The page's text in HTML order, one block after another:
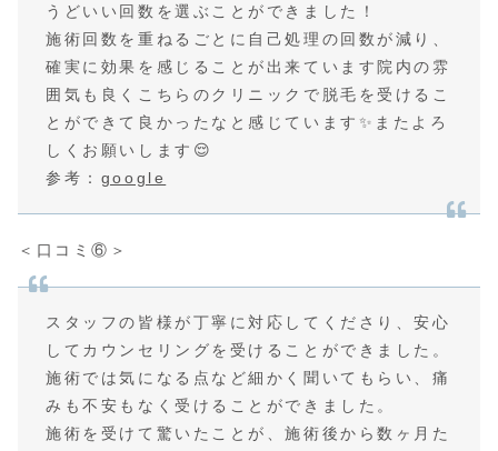
うどいい回数を選ぶことができました！
施術回数を重ねるごとに自己処理の回数が減り、
確実に効果を感じることが出来ています院内の雰
囲気も良くこちらのクリニックで脱毛を受けるこ
とができて良かったなと感じています✨またよろ
しくお願いします😌
参考： google
＜口コミ⑥＞
スタッフの皆様が丁寧に対応してくださり、安心
してカウンセリングを受けることができました。
施術では気になる点など細かく聞いてもらい、痛
みも不安もなく受けることができました。
施術を受けて驚いたことが、施術後から数ヶ月た